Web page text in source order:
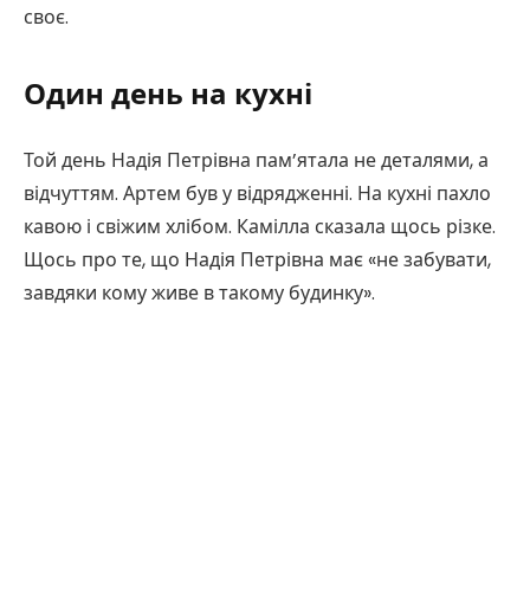
своє.
Один день на кухні
Той день Надія Петрівна пам’ятала не деталями, а
відчуттям. Артем був у відрядженні. На кухні пахло
кавою і свіжим хлібом. Камілла сказала щось різке.
Щось про те, що Надія Петрівна має «не забувати,
завдяки кому живе в такому будинку».